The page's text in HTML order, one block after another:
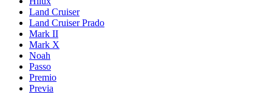
Land Cruiser
Land Cruiser Prado
Mark II
Mark X
Noah
Passo
Premio
Previa